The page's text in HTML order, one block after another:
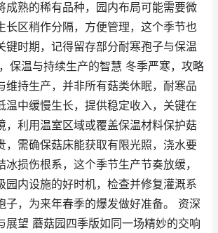
成熟的稀有品种，园内布局可能需要微
长区稍作分隔，方便管理，这个季节也
键时期，记得留存部分耐寒孢子与保温
保温与持续生产的智慧 冬季严寒，攻略
维持生产，并非所有菇类休眠，耐寒品
温中缓慢生长，提供稳定收入，关键在
，利用温室区域或覆盖保温材料保护菇
，需确保菇床能获取有限光照，浇水要
冰损伤根系，这个季节生产节奏放缓，
园内设施的好时机，检查并修复灌溉系
子，为来年春季的爆发做好准备。 资深
展望 蘑菇园四季版如同一场精妙的交响